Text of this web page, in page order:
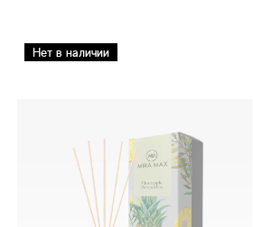
Нет в наличии